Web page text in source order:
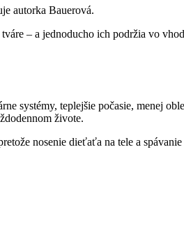
autorka Bauerová.
– a jednoducho ich podržia vo
systémy, teplejšie počasie, menej
živote.
nosenie dieťaťa na tele a